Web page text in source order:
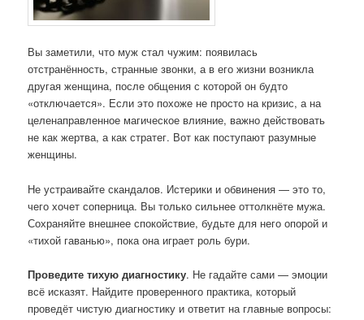
Вы заметили, что муж стал чужим: появилась
отстранённость, странные звонки, а в его жизни возникла
другая женщина, после общения с которой он будто
«отключается». Если это похоже не просто на кризис, а на
целенаправленное магическое влияние, важно действовать
не как жертва, а как стратег. Вот как поступают разумные
женщины.
Не устраивайте скандалов. Истерики и обвинения — это то,
чего хочет соперница. Вы только сильнее оттолкнёте мужа.
Сохраняйте внешнее спокойствие, будьте для него опорой и
«тихой гаванью», пока она играет роль бури.
Проведите тихую диагностику. Не гадайте сами — эмоции
всё исказят. Найдите проверенного практика, который
проведёт чистую диагностику и ответит на главные вопросы: